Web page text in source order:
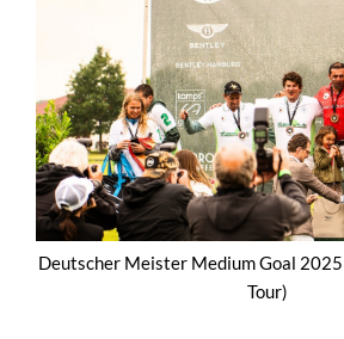
Deutscher Meister Medium Goal 2025
Tour)